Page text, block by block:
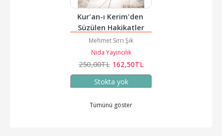
Kur'an-ı Kerim'den
Süzülen Hakikatler
Mehmet Sırrı Şık
Nida Yayıncılık
250,00TL 162,50TL
Stokta yok
Tümünü göster